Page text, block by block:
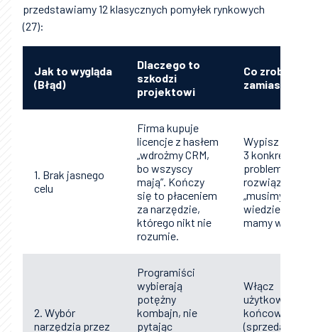
przedstawiamy 12 klasycznych pomyłek rynkowych
(27):
Jak to wygląda
(Błąd)
Dlaczego to
szkodzi
projektowi
Co zrobić
zamiast
1. Brak jasnego
celu
Firma kupuje
licencje z hasłem
„wdrożmy CRM,
bo wszyscy
mają”. Kończy
się to płaceniem
za narzędzie,
którego nikt nie
rozumie.
Wypisz na
3 konkretne
problemy do
rozwiązania
„musimy
wiedzieć, ile
mamy w lejku”).
2. Wybór
narzędzia przez
Programiści
wybierają
potężny
kombajn, nie
pytając
Włącz
użytkowników
końcowych
(sprzedawców)